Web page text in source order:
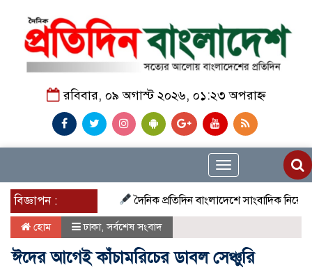
রবিবার, ০৯ অগাস্ট ২০২৬, ০১:২৩ অপরাহ্ন
Toggle
navigation
বিজ্ঞাপন :
দৈনিক প্রতিদিন বাংলাদেশে সাংবাদিক নিয়োগ
হোম ঢাকা,সর্বশেষ সংবাদ
ঈদের আগেই কাঁচামরিচের ডাবল সেঞ্চুরি